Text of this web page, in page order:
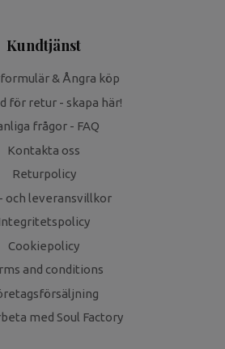
Kundtjänst
& Ångra köp
för retur - skapa här!
frågor - FAQ
Kontakta oss
Returpolicy
och leveransvillkor
Cookiepolicy
and conditions
med Soul Factory